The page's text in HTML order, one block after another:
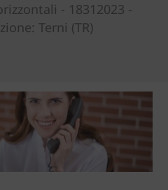
- 18312023 -
Terni (TR)